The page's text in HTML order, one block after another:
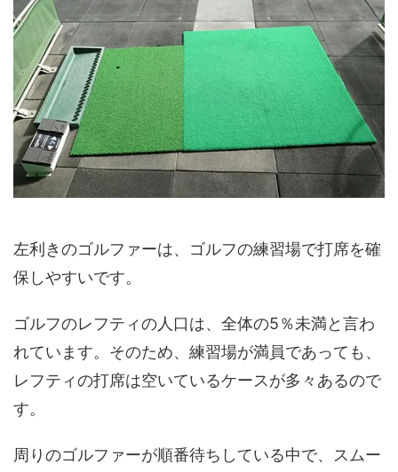
左利きのゴルファーは、ゴルフの練習場で打席を確
保しやすいです。
ゴルフのレフティの人口は、全体の5％未満と言わ
れています。そのため、練習場が満員であっても、
レフティの打席は空いているケースが多々あるので
す。
周りのゴルファーが順番待ちしている中で、スムー